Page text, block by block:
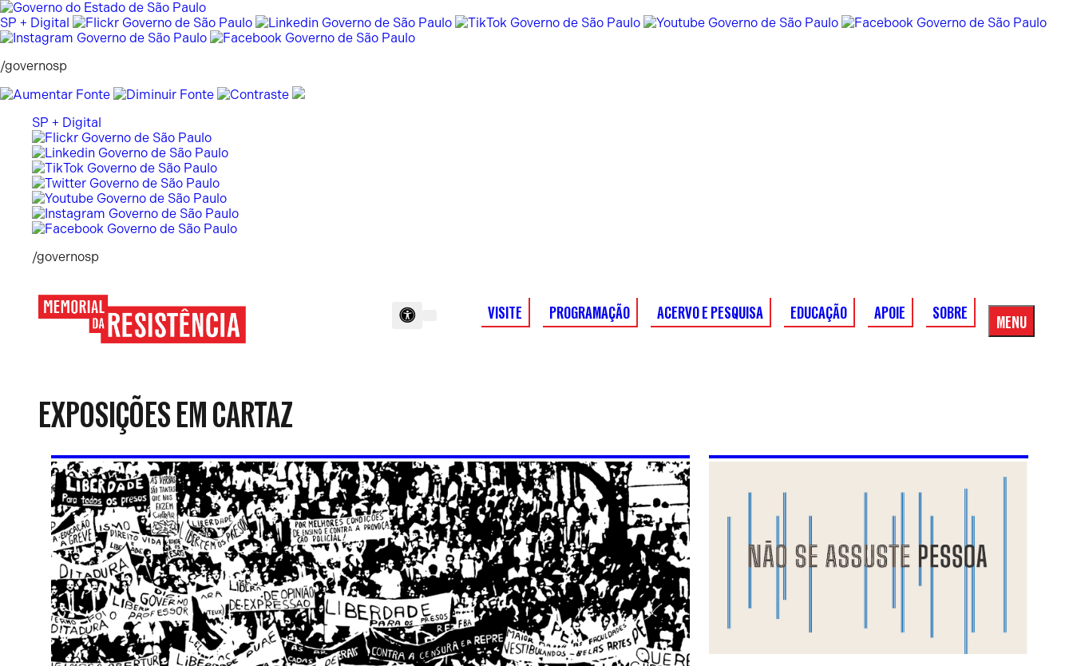
Pular
para
o
SP + Digital
/governosp
SP + Digital
/governosp
VISITE PROGRAMAÇÃO ACERVO E PESQUISA EDUCAÇÃO APOIE SOBRE MENU
Menu
EXPOSIÇÕES EM CARTAZ